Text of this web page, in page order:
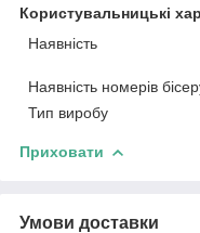
Користувальницькі
Наявність
Наявність номерів
Тип виробу
Приховати
Умови доставки